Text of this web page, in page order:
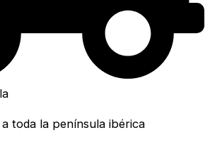
toda la península ibérica